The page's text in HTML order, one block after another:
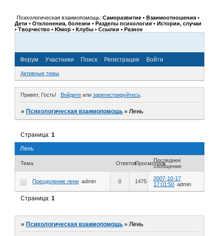
Психологическая взаимопомощь: Саморазвитие • Взаимоотношения •
Дети • Отклонения, болезни • Разделы психологии • Истории, случаи
• Творчество • Юмор • Клубы • Ссылки • Разное
Форум Участники Поиск Регистрация Войти
Активные темы
Привет, Гость! Войдитеили зарегистрируйтесь.
»Психологическая взаимопомощь »Лень
Лень
Страница:1
Тема ОтветовПросмотровПоследнее
сообщение
Преодоление лени admin 0 1475
2007-10-17
17:01:50 admin
Страница:1
»Психологическая взаимопомощь »Лень